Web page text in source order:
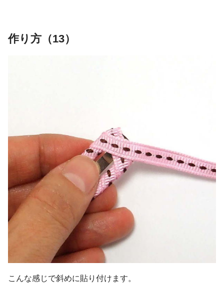
作り方（13）
こんな感じで斜めに貼り付けます。